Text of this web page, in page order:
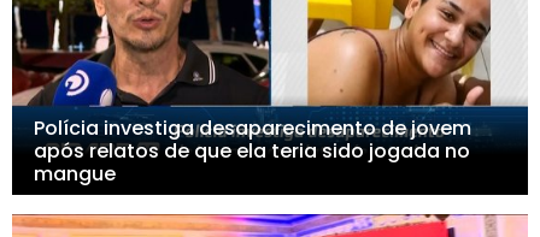
Polícia investiga desaparecimento de jovem
após relatos de que ela teria sido jogada no
mangue